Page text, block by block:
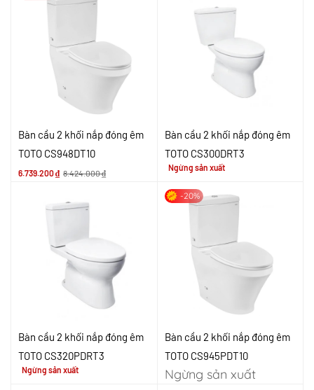
Bàn cầu 2 khối nắp đóng êm
TOTO CS948DT10
6.739.200₫ 8.424.000₫
Bàn cầu 2 khối nắp đóng êm
TOTO CS300DRT3
Ngừng sản xuất
Bàn cầu 2 khối nắp đóng êm
TOTO CS320PDRT3
Ngừng sản xuất
-20%
Bàn cầu 2 khối nắp đóng êm
TOTO CS945PDT10
Ngừng sản xuất